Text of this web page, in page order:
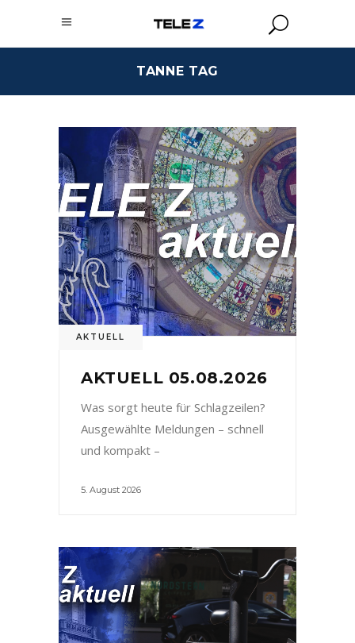
TANNE TAG
AKTUELL
AKTUELL 05.08.2026
Was sorgt heute für Schlagzeilen?
Ausgewählte Meldungen – schnell
und kompakt –
5. August 2026